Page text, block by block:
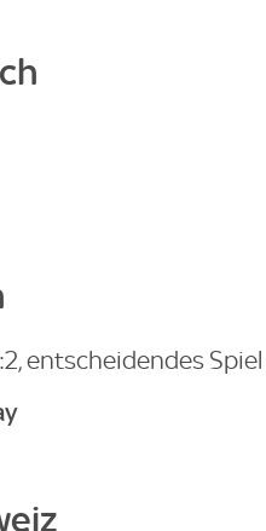
entscheidendes